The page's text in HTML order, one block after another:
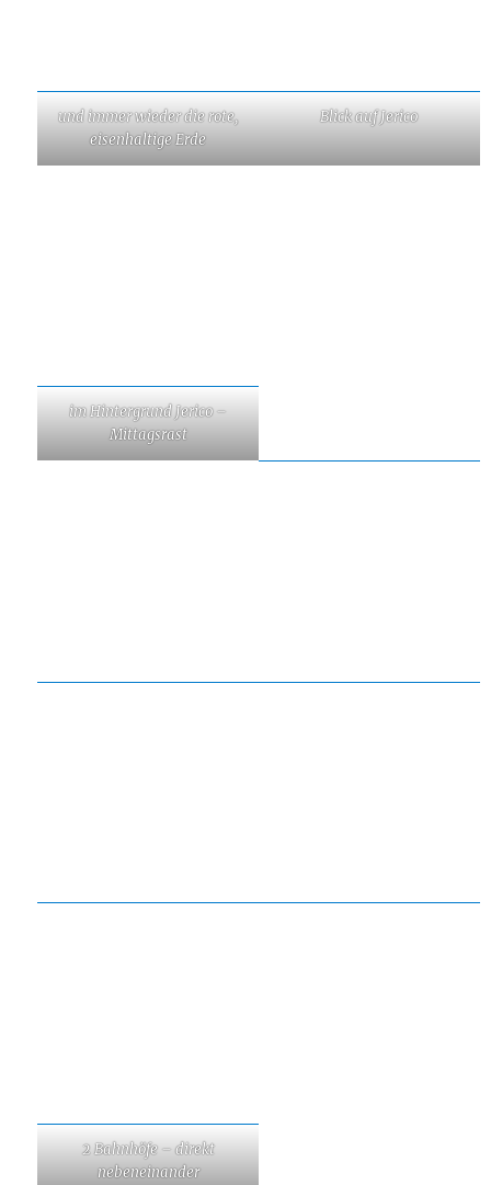
und immer wieder die rote,
eisenhaltige Erde
Blick auf Jerico
im Hintergrund Jerico –
Mittagsrast
2 Bahnhöfe – direkt
nebeneinander